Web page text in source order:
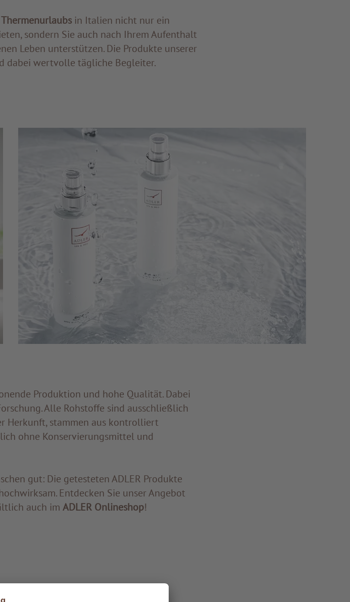
Thermenurlaubsin Italien nicht nur ein
sondern Sie auch nach Ihrem Aufenthalt
Leben unterstützen. Die Produkte unserer
dabei wertvolle tägliche Begleiter.
Produktion und hohe Qualität. Dabei
Alle Rohstoffe sind ausschließlich
Herkunft, stammen aus kontrolliert
ohne Konservierungsmittel und
gut: Die getesteten ADLER Produkte
Entdecken Sie unser Angebot
auch im ADLER Onlineshop!